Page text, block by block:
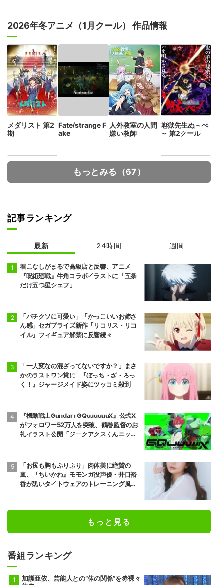
2026年冬アニメ（1月クール） 作品情報
メダリスト 第2
期
Fate/strange F
ake
人外教室の人間
嫌い教師
地獄先生ぬ～べ
～ 第2クール
えますか。
僕のヒーローア
カデミア ILLEG
もっとみる（67）
記事ランキング
最新 24時間 週間
着こなしがまるで高級店と反響、アニメ
『呪術廻戦』牛角コラボイラストに「五条
だけ五つ星シェフ」
「バチクソに可愛い」「かっこいいお姉さ
ん感」セガプライズ新作『リコリス・リコ
イル』フィギュア解禁に反響続々
「一人変なの混ざってないですか？」まさ
かのラストワン賞に…『ぼっち・ざ・ろっ
く！』ジャージメイド姿にツッコミ殺到
『機動戦士Gundam GQuuuuuuX』公式X
がフォロワー52万人を突破、鶴巻監督のお
礼イラスト公開「ジークアクスくんニッコ
「お尻も胸もぷりぷり」肉体美に絶賛の
嵐、『ちいかわ』モモンガ役声優・井口裕
香が黒いタイトウェアのトレーニング風景
もっと見る
番組ランキング
加護亜依、芸能人との“体の関係”を赤裸々